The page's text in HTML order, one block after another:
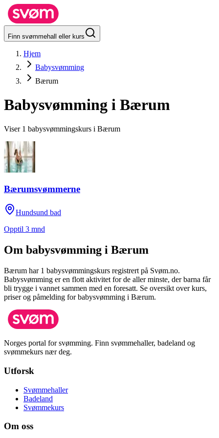
Finn svømmehall eller kurs
Hjem
Babysvømming
Bærum
Babysvømming i Bærum
Viser 1 babysvømmingskurs i Bærum
Bærumsvømmerne
Hundsund bad
Opptil 3 mnd
Om babysvømming i Bærum
Bærum har 1 babysvømmingskurs registrert på Svøm.no.
Babysvømming er en flott aktivitet for de aller minste, der barna får
bli trygge i vannet sammen med en foresatt. Se oversikt over kurs,
priser og påmelding for babysvømming i Bærum.
Norges portal for svømming. Finn svømmehaller, badeland og
svømmekurs nær deg.
Utforsk
Svømmehaller
Badeland
Svømmekurs
Om oss